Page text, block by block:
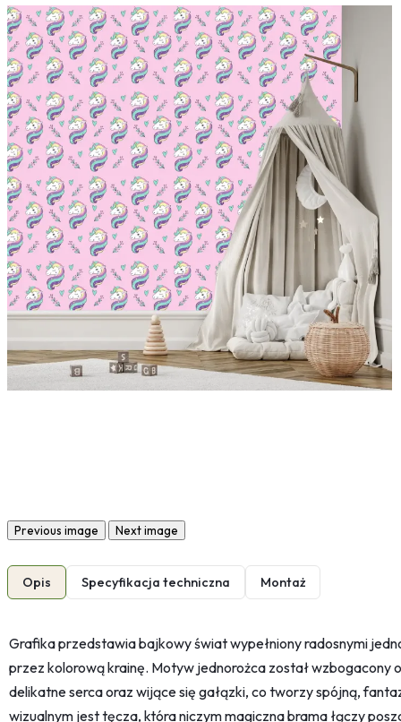
Previous image Next image
Opis Specyfikacja techniczna Montaż
Grafika przedstawia bajkowy świat wypełniony radosnymi
przez kolorową krainę. Motyw jednorożca został wzbogacony
delikatne serca oraz wijące się gałązki, co tworzy spójną,
wizualnym jest tęcza, która niczym magiczna brama łączy